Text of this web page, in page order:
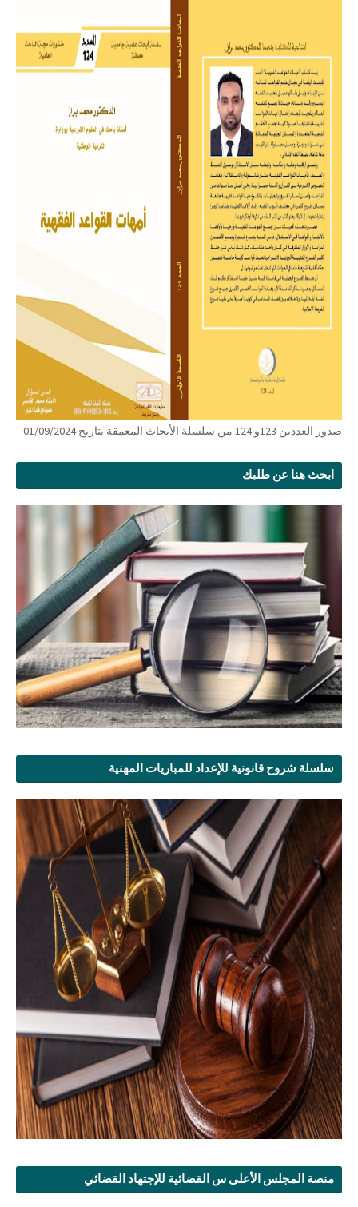
صدور العددين 123و 124 من سلسلة الأبحاث المعمقة بتاريخ 01/09/2024
ابحث هنا عن طلبك
سلسلة شروح قانونية للإعداد للمباريات المهنية
منصة المجلس الأعلى س القضائية للإجتهاد القضائي